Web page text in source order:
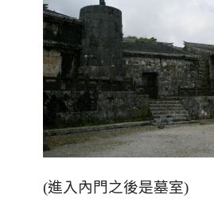
(進入內門之後是墓室)